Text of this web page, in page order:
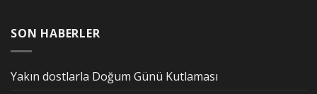
SON HABERLER
Yakın dostlarla Doğum Günü Kutlaması